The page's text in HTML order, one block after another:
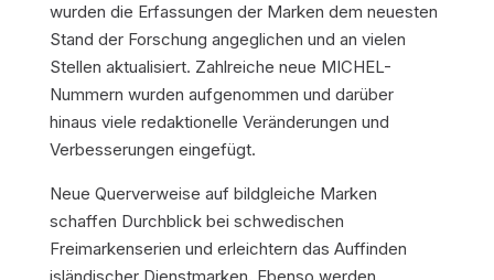
wurden die Erfassungen der Marken dem neuesten
Stand der Forschung angeglichen und an vielen
Stellen aktualisiert. Zahlreiche neue MICHEL-
Nummern wurden aufgenommen und darüber
hinaus viele redaktionelle Veränderungen und
Verbesserungen eingefügt.
Neue Querverweise auf bildgleiche Marken
schaffen Durchblick bei schwedischen
Freimarkenserien und erleichtern das Auffinden